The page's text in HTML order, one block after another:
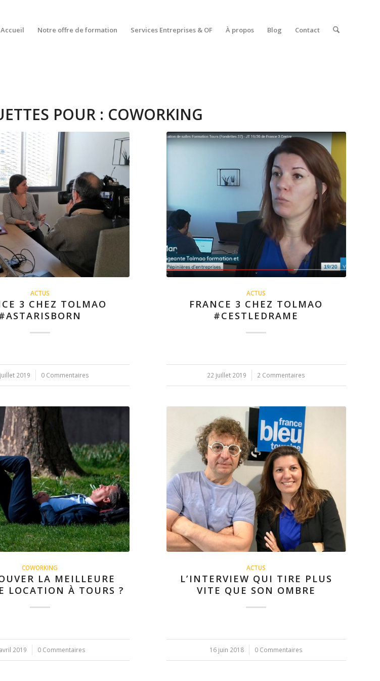
Accueil Notre offre de formation Services Entreprises & OF À propos Blog Contact
POUR : COWORKING
ACTUS
3 CHEZ TOLMAO
2019
/ 0 Commentaires
ACTUS
FRANCE 3 CHEZ TOLMAO
#CESTLEDRAME
22 juillet 2019
/ 2 Commentaires
COWORKING
LA MEILLEURE
LOCATION À TOURS ?
2019
/ 0 Commentaires
ACTUS
L’INTERVIEW QUI TIRE PLUS
VITE QUE SON OMBRE
16 juin 2018
/ 0 Commentaires